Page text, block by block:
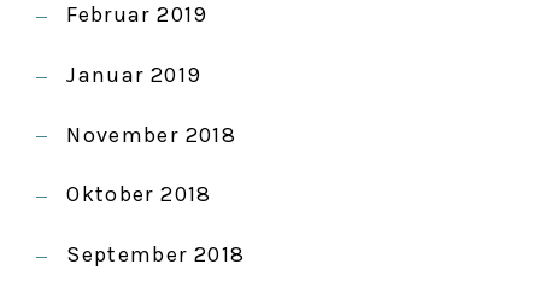
Februar 2019
Januar 2019
November 2018
Oktober 2018
September 2018